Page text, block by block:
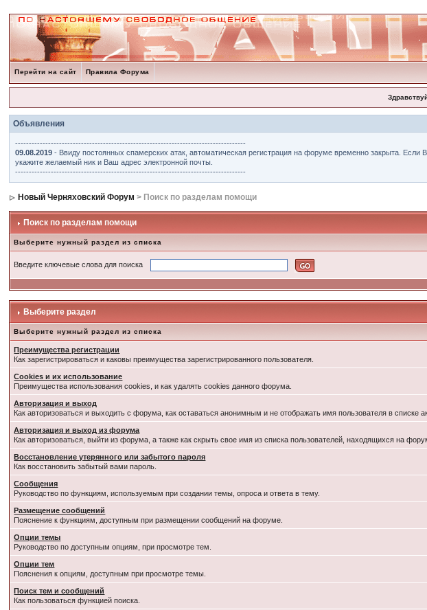
Перейти на сайт Правила Форума
Объявления
------------------------------------------------------------------------------------
09.08.2019 - Ввиду постоянных спамерских атак, автоматическая регистрация на форуме временно закрыта. Если
укажите желаемый ник и Ваш адрес электронной почты.
------------------------------------------------------------------------------------
Новый Черняховский Форум > Поиск по разделам помощи
Поиск по разделам помощи
Выберите нужный раздел из списка
Введите ключевые слова для поиска
Выберите раздел
Выберите нужный раздел из списка
Преимущества регистрации
Как зарегистрироваться и каковы преимущества зарегистрированного пользователя.
Cookies и их использование
Преимущества использования cookies, и как удалять cookies данного форума.
Авторизация и выход
Как авторизоваться и выходить с форума, как оставаться анонимным и не отображать имя пользователя в списке
Авторизация и выход из форума
Как авторизоваться, выйти из форума, а также как скрыть свое имя из списка пользователей, находящихся на
Восстановление утерянного или забытого пароля
Как восстановить забытый вами пароль.
Сообщения
Руководство по функциям, используемым при создании темы, опроса и ответа в тему.
Размещение сообщений
Пояснение к функциям, доступным при размещении сообщений на форуме.
Опции темы
Руководство по доступным опциям, при просмотре тем.
Опции тем
Пояснения к опциям, доступным при просмотре темы.
Поиск тем и сообщений
Как пользоваться функцией поиска.